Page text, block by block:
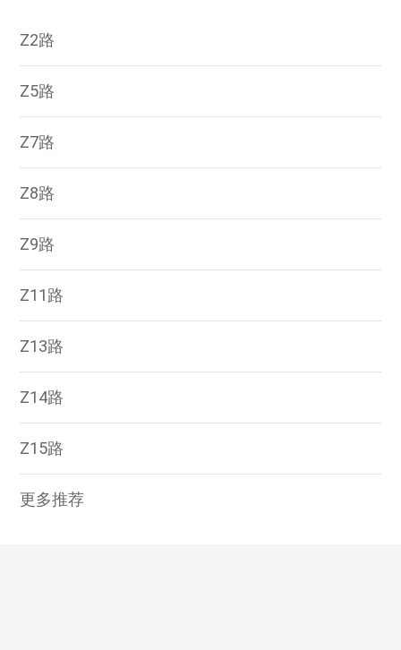
Z2路
Z5路
Z7路
Z8路
Z9路
Z11路
Z13路
Z14路
Z15路
更多推荐